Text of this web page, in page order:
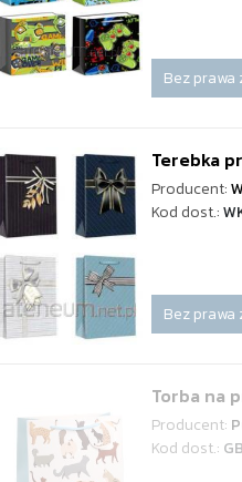
Bez prawa
Terebka
Producent:
Kod dost.:
Bez prawa
Torba na
Producent:
Kod dost.: